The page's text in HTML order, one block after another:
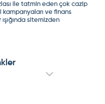
ile tatmin eden çok cazip
kampanyaları ve finans
sitemizden